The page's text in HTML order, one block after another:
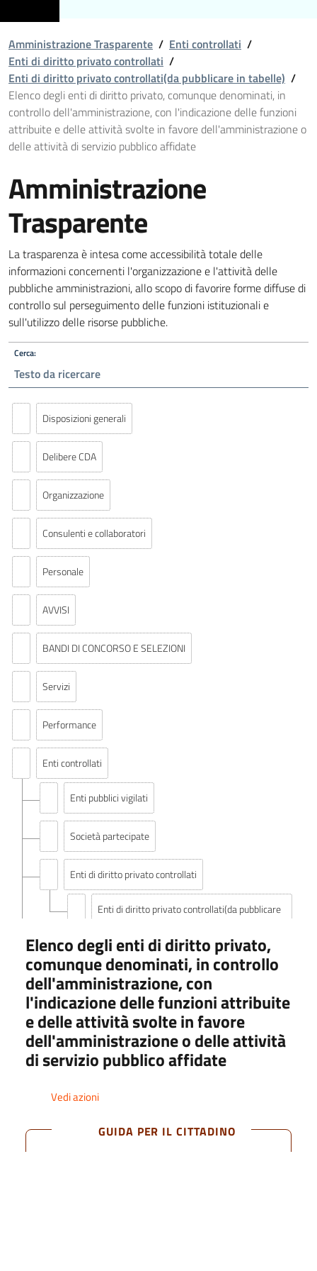
Amministrazione Trasparente / Enti controllati /
Enti di diritto privato controllati /
Enti di diritto privato controllati(da pubblicare in tabelle) /
Elenco degli enti di diritto privato, comunque denominati, in
controllo dell'amministrazione, con l'indicazione delle funzioni
attribuite e delle attività svolte in favore dell'amministrazione o
delle attività di servizio pubblico affidate
Amministrazione
Trasparente
La trasparenza è intesa come accessibilità totale delle
informazioni concernenti l'organizzazione e l'attività delle
pubbliche amministrazioni, allo scopo di favorire forme diffuse di
controllo sul perseguimento delle funzioni istituzionali e
sull'utilizzo delle risorse pubbliche.
Cerca:
Disposizioni generali
Delibere CDA
Organizzazione
Consulenti e collaboratori
Personale
AVVISI
BANDI DI CONCORSO E SELEZIONI
Servizi
Performance
Enti controllati
Enti pubblici vigilati
Società partecipate
Enti di diritto privato controllati
Enti di diritto privato controllati(da pubblicare
Elenco degli enti di diritto privato,
comunque denominati, in controllo
dell'amministrazione, con l'indicazione
delle funzioni attribuite e delle attività
svolte in favore dell'amministrazione o
delle attività di servizio pubblico affidate
2) misura dell'eventuale partecipazione
Elenco degli enti di diritto privato,
comunque denominati, in controllo
dell'amministrazione, con
l'indicazione delle funzioni attribuite
e delle attività svolte in favore
dell'amministrazione o delle attività
di servizio pubblico affidate
Vedi azioni
GUIDA PER IL CITTADINO